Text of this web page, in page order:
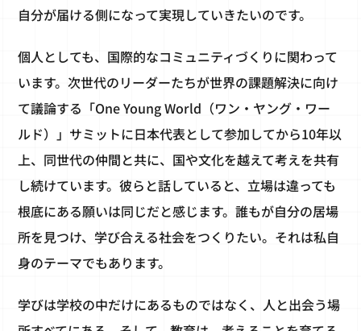
自分が届ける側になって実現していきたいのです。
個人としても、国際的なコミュニティづくりに関わって
います。次世代のリーダーたちが世界の課題解決に向け
て議論する「One Young World（ワン・ヤング・ワー
ルド）」サミットに日本代表として参加してから10年以
上、同世代の仲間と共に、国や文化を越えて考えを共有
し続けています。彼らと話していると、立場は違っても
根底にある願いは同じだと感じます。誰もが自分の居場
所を見つけ、学び合える社会をつくりたい。それは私自
身のテーマでもあります。
学びは学校の中だけにあるものではなく、人と出会う場